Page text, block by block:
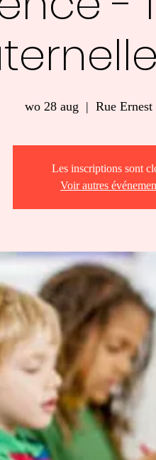
wo 28 aug
  |
Rue
Les inscriptions sont
Voir autres